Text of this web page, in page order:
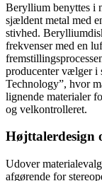
Beryllium benyttes i
sjældent metal med
stivhed.
frekvenser med en
producenter vælger i
Technology”, hvor
lignende materialer
og velkontrolleret.
Højttalerdesign
Udover
afgørende for